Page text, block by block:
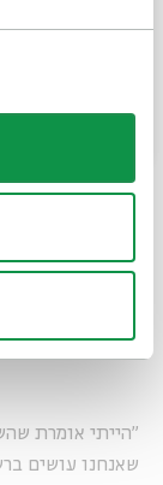
דרך רכישה
"ההחלטה להוציא
הבנה שערס-
עבודה
במימון המונים
עצמית זה המון
לא עובר דרך
"הייתי אומרת
שאנחנו עושים